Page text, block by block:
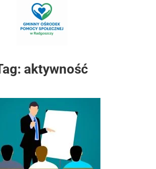
głównej
aktywność